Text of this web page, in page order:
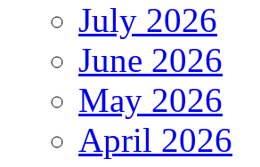
July 2026
June 2026
May 2026
April 2026